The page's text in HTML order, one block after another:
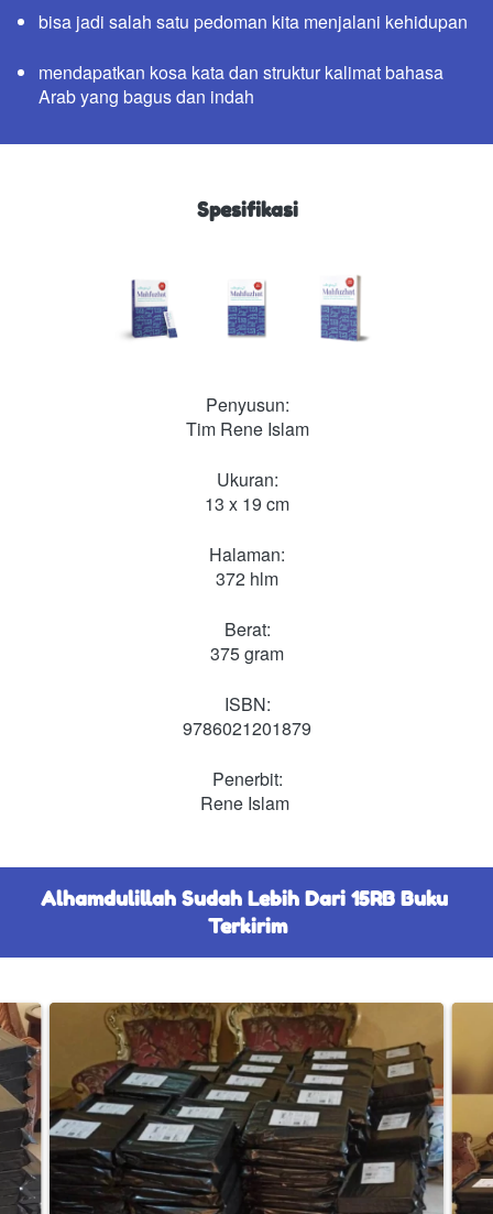
bisa jadi salah satu pedoman kita menjalani kehidupan
mendapatkan kosa kata dan struktur kalimat bahasa
Arab yang bagus dan indah
Spesifikasi
Penyusun:
Tim Rene Islam
Ukuran:
13 x 19 cm
Halaman:
372 hlm
Berat:
375 gram
ISBN:
9786021201879
Penerbit:
Rene Islam
Alhamdulillah Sudah Lebih Dari 15RB Buku
Terkirim